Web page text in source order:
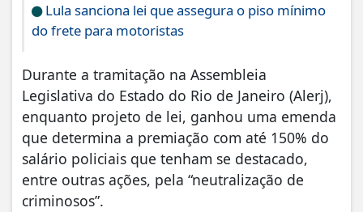
Lula sanciona lei que assegura o piso mínimo
do frete para motoristas
Durante a tramitação na Assembleia
Legislativa do Estado do Rio de Janeiro (Alerj),
enquanto projeto de lei, ganhou uma emenda
que determina a premiação com até 150% do
salário policiais que tenham se destacado,
entre outras ações, pela “neutralização de
criminosos”.